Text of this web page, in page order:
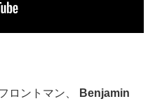
ロントマン、
Benjamin